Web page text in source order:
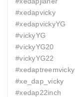
#xedapvicky
#xedapvickyYG
#vickyYG
#vickyYG20
#vickyYG22
#xedaptreemvicky
#xe_dap_vicky
#xedap22inch